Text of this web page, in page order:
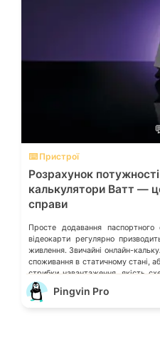
⌨️ Пристрої
Розрахунок
калькулятори Ватт —
справи
Просте додавання
відеокарти регулярно
живлення. Звичайні онлайн-
споживання в статичному стані,
стрибки навантаження, якість
окремих лініях. Розберімо,
визначають надійність системи
Pingvin Pro